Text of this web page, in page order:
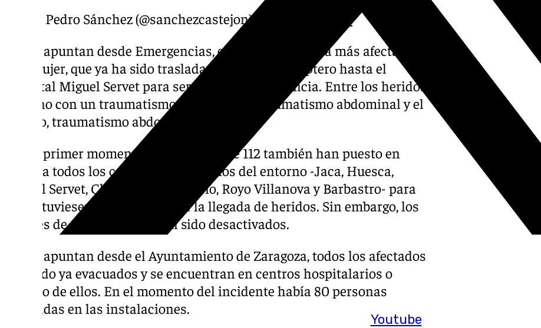
Youtube
— Pedro Sánchez (@sanchezcastejon)
Según apuntan desde Emergencias, entre los heridos la más afectada es
una mujer, que ya ha sido traslada mediante helicóptero hasta el
Hospital Miguel Servet para ser atendida de urgencia. Entre los heridos
hay uno con un traumatismo craneal, otro traumatismo abdominal y el
tercero, traumatismo abdominal y fractura.
En un primer momento, los servicios de 112 también han puesto en
alerta a todos los centros hospitalarios del entorno -Jaca, Huesca,
Miguel Servet, Clínico Universitario, Royo Villanova y Barbastro- para
que estuviesen prevenidos ante la llegada de heridos. Sin embargo, los
«planes de catástrofe» ya han sido desactivados.
Según apuntan desde el Ayuntamiento de Zaragoza, todos los afectados
han sido ya evacuados y se encuentran en centros hospitalarios o
camino de ellos. En el momento del incidente había 80 personas
montadas en las instalaciones.